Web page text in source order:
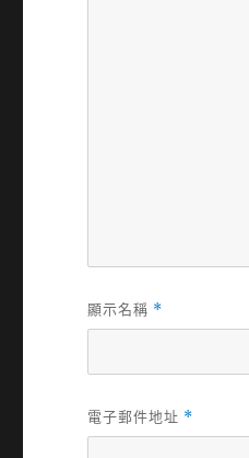
顯示名稱 *
電子郵件地址 *